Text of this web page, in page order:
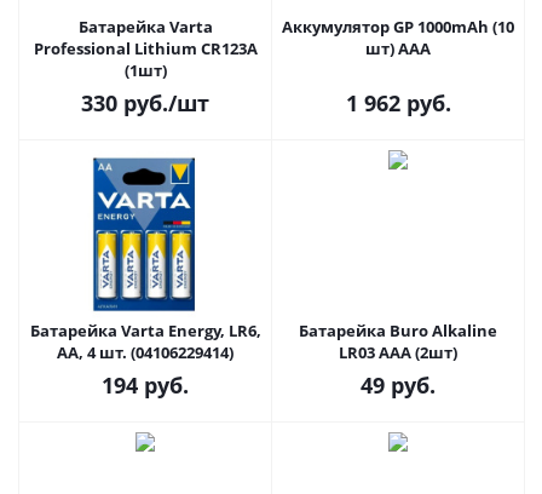
Батарейка Varta
Professional Lithium CR123A
(1шт)
330 руб./шт
Аккумулятор GP 1000mAh (10
шт) AAA
1 962руб.
Батарейка Varta Energy, LR6,
AA, 4 шт. (04106229414)
194 руб.
Батарейка Buro Alkaline
LR03 AAA (2шт)
49 руб.